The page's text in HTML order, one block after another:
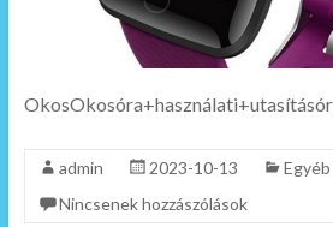
admin 2023-10-13
Egyéb
Nincsenek hozzászólások